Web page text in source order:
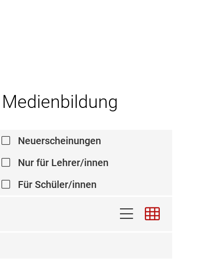
Neuerscheinungen
Nur für Lehrer/innen
Für Schüler/innen